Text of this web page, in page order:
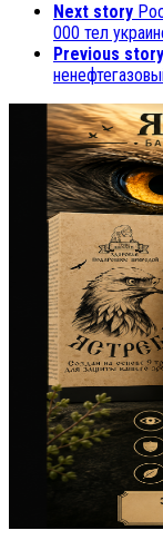
Next story
000 тел
Previous story